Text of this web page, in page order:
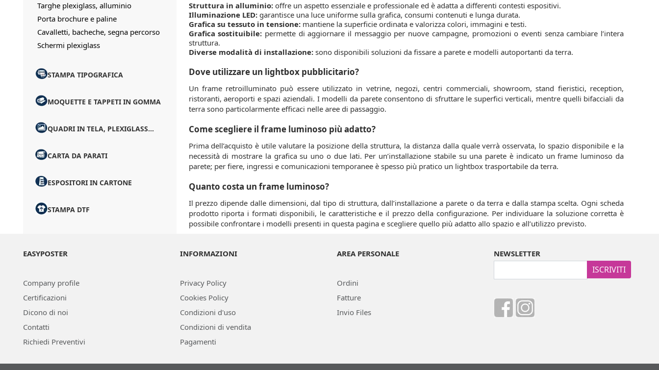
Targhe plexiglass, alluminio
Porta brochure e paline
Cavalletti, bacheche, segna percorso
Schermi plexiglass
STAMPA TIPOGRAFICA
MOQUETTE E TAPPETI IN GOMMA
QUADRI IN TELA, PLEXIGLASS...
CARTA DA PARATI
ESPOSITORI IN CARTONE
STAMPA DTF
Struttura in alluminio:offre un aspetto essenziale e professionale ed è adatta a differenti contesti espositivi.
Illuminazione LED:garantisce una luce uniforme sulla grafica, consumi contenuti e lunga durata.
Grafica su tessuto in tensione:mantiene la superficie ordinata e valorizza colori, immagini e testi.
Grafica sostituibile: permette di aggiornare il messaggio per nuove campagne, promozioni o eventi senza cambiare l’intera
struttura.
Diverse modalità di installazione:sono disponibili soluzioni da fissare a parete e modelli autoportanti da terra.
Dove utilizzare un lightbox pubblicitario?
Un frame retroilluminato può essere utilizzato in vetrine, negozi, centri commerciali, showroom, stand fieristici, reception,
ristoranti, aeroporti e spazi aziendali. I modelli da parete consentono di sfruttare le superfici verticali, mentre quelli bifacciali da
terra sono particolarmente efficaci nelle aree di passaggio.
Come scegliere il frame luminoso più adatto?
Prima dell’acquisto è utile valutare la posizione della struttura, la distanza dalla quale verrà osservata, lo spazio disponibile e la
necessità di mostrare la grafica su uno o due lati. Per un’installazione stabile su una parete è indicato un frame luminoso da
parete; per fiere, ingressi e comunicazioni temporanee è spesso più pratico un lightbox trasportabile da terra.
Quanto costa un frame luminoso?
Il prezzo dipende dalle dimensioni, dal tipo di struttura, dall’installazione a parete o da terra e dalla stampa scelta. Ogni scheda
prodotto riporta i formati disponibili, le caratteristiche e il prezzo della configurazione. Per individuare la soluzione corretta è
possibile confrontare i modelli presenti in questa pagina e scegliere quello più adatto allo spazio e all’utilizzo previsto.
EASYPOSTER
Company profile
Certificazioni
Dicono di noi
Contatti
Richiedi Preventivi
INFORMAZIONI
Privacy Policy
Cookies Policy
Condizioni d'uso
Condizioni di vendita
Pagamenti
AREA PERSONALE
Ordini
Fatture
Invio Files
NEWSLETTER
ISCRIVITI